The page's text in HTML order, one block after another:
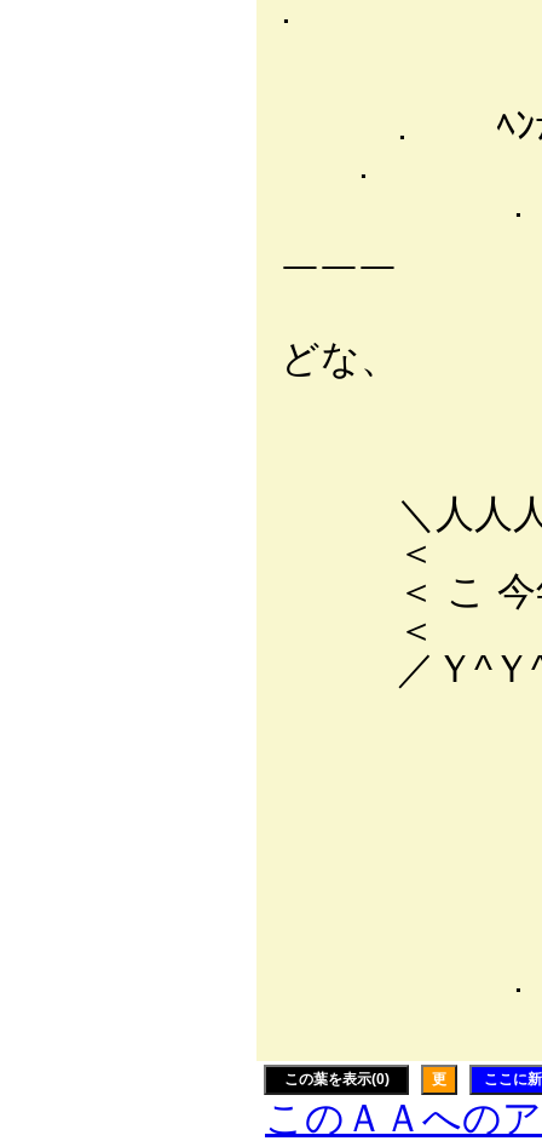
. i l (|
. ﾍﾝﾅ ｺﾄ
. ｀ｿ
.
￣￣￣
どな、
＼人人人人
＜ こ 今年
／Ｙ^Ｙ^Ｙ
.
この葉を表示(0) 更 ここに
このＡＡへの